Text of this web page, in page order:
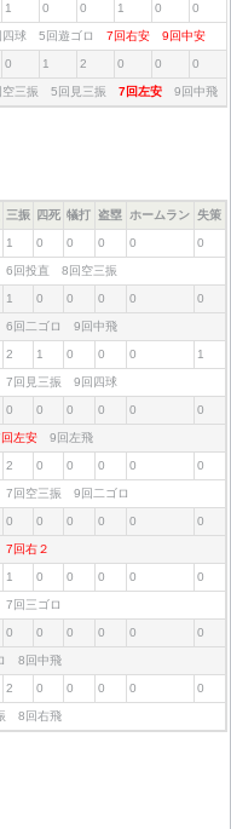
1 0 0 1 0 0
四球 5回遊ゴロ 7回右安 9回中安
0 1 2 0 0 0
空三振 5回見三振 7回左安 9回中飛
三振 四死 犠打 盗塁 ホームラン 失策
1 0 0 0 0 0
6回投直 8回空三振
1 0 0 0 0 0
6回二ゴロ 9回中飛
2 1 0 0 0 1
7回見三振 9回四球
0 0 0 0 0 0
左安 9回左飛
2 0 0 0 0 0
7回空三振 9回二ゴロ
0 0 0 0 0 0
7回右２
1 0 0 0 0 0
7回三ゴロ
0 0 0 0 0 0
8回中飛
2 0 0 0 0 0
8回右飛